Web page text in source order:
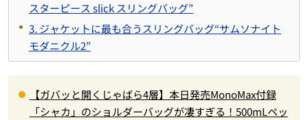
スターピース slick スリングバッグ”
3. ジャケットに最も合うスリングバッグ“サムソナイト
モダニクル2”
【ガバッと開くじゃばら4層】本日発売MonoMax付録
「シャカ」のショルダーバッグが凄すぎる！500mLペッ